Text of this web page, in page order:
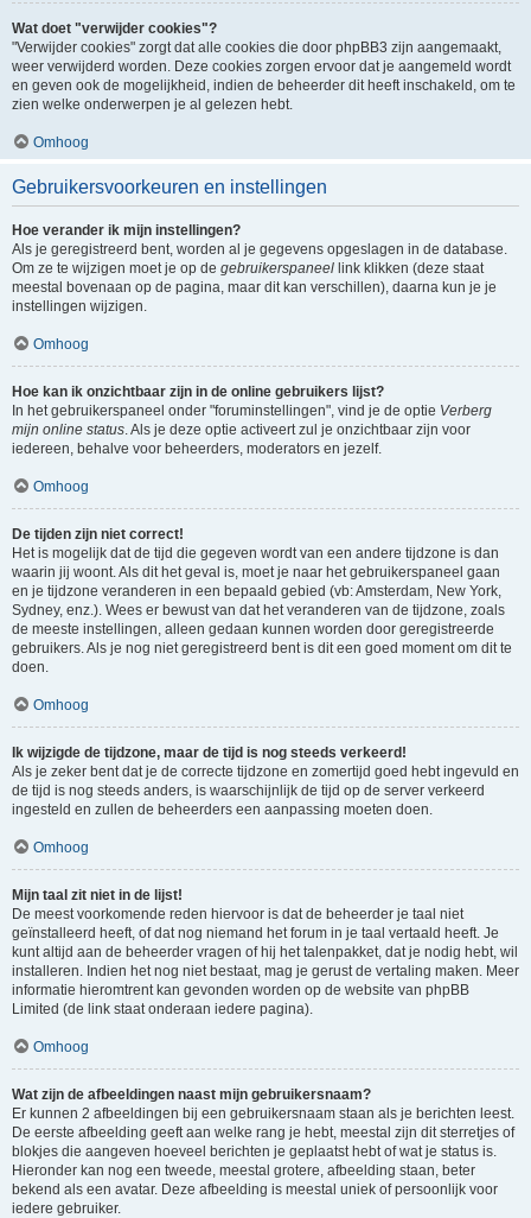
Wat doet "verwijder cookies"?
"Verwijder cookies" zorgt dat alle cookies die door phpBB3 zijn aangemaakt,
weer verwijderd worden. Deze cookies zorgen ervoor dat je aangemeld wordt
en geven ook de mogelijkheid, indien de beheerder dit heeft inschakeld, om te
zien welke onderwerpen je al gelezen hebt.
Omhoog
Gebruikersvoorkeuren en instellingen
Hoe verander ik mijn instellingen?
Als je geregistreerd bent, worden al je gegevens opgeslagen in de database.
Om ze te wijzigen moet je op de gebruikerspaneel link klikken (deze staat
meestal bovenaan op de pagina, maar dit kan verschillen), daarna kun je je
instellingen wijzigen.
Omhoog
Hoe kan ik onzichtbaar zijn in de online gebruikers lijst?
In het gebruikerspaneel onder "foruminstellingen", vind je de optie Verberg
mijn online status . Als je deze optie activeert zul je onzichtbaar zijn voor
iedereen, behalve voor beheerders, moderators en jezelf.
Omhoog
De tijden zijn niet correct!
Het is mogelijk dat de tijd die gegeven wordt van een andere tijdzone is dan
waarin jij woont. Als dit het geval is, moet je naar het gebruikerspaneel gaan
en je tijdzone veranderen in een bepaald gebied (vb: Amsterdam, New York,
Sydney, enz.). Wees er bewust van dat het veranderen van de tijdzone, zoals
de meeste instellingen, alleen gedaan kunnen worden door geregistreerde
gebruikers. Als je nog niet geregistreerd bent is dit een goed moment om dit te
doen.
Omhoog
Ik wijzigde de tijdzone, maar de tijd is nog steeds verkeerd!
Als je zeker bent dat je de correcte tijdzone en zomertijd goed hebt ingevuld en
de tijd is nog steeds anders, is waarschijnlijk de tijd op de server verkeerd
ingesteld en zullen de beheerders een aanpassing moeten doen.
Omhoog
Mijn taal zit niet in de lijst!
De meest voorkomende reden hiervoor is dat de beheerder je taal niet
geïnstalleerd heeft, of dat nog niemand het forum in je taal vertaald heeft. Je
kunt altijd aan de beheerder vragen of hij het talenpakket, dat je nodig hebt, wil
installeren. Indien het nog niet bestaat, mag je gerust de vertaling maken. Meer
informatie hieromtrent kan gevonden worden op de website van phpBB
Limited (de link staat onderaan iedere pagina).
Omhoog
Wat zijn de afbeeldingen naast mijn gebruikersnaam?
Er kunnen 2 afbeeldingen bij een gebruikersnaam staan als je berichten leest.
De eerste afbeelding geeft aan welke rang je hebt, meestal zijn dit sterretjes of
blokjes die aangeven hoeveel berichten je geplaatst hebt of wat je status is.
Hieronder kan nog een tweede, meestal grotere, afbeelding staan, beter
bekend als een avatar. Deze afbeelding is meestal uniek of persoonlijk voor
iedere gebruiker.